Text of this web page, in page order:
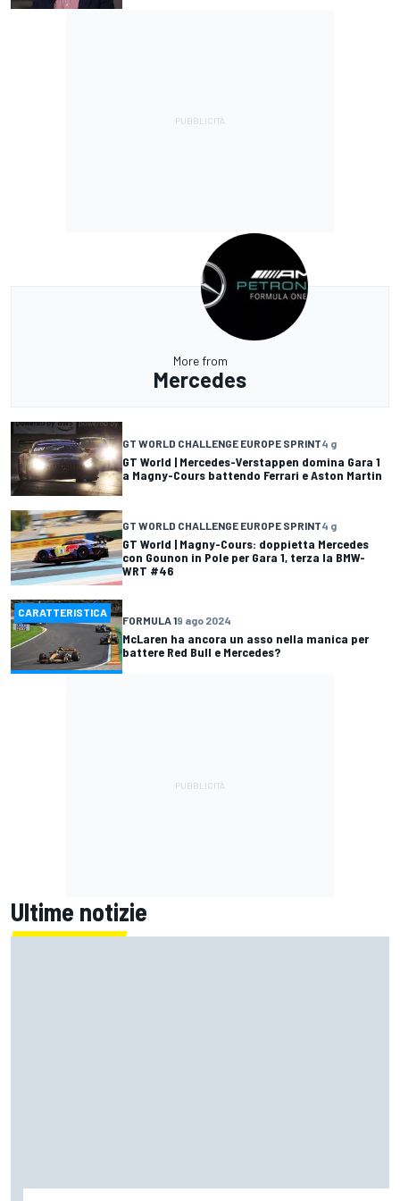
More from
Mercedes
GT WORLD CHALLENGE EUROPE SPRINT4 g
GT World | Mercedes-Verstappen domina Gara 1
a Magny-Cours battendo Ferrari e Aston Martin
GT WORLD CHALLENGE EUROPE SPRINT4 g
GT World | Magny-Cours: doppietta Mercedes
con Gounon in Pole per Gara 1, terza la BMW-
WRT #46
CARATTERISTICA
FORMULA 19 ago 2024
McLaren ha ancora un asso nella manica per
battere Red Bull e Mercedes?
Ultime notizie